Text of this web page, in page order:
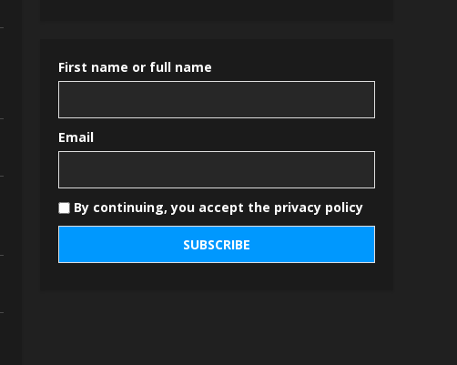
First name or full name
Email
By continuing, you accept the privacy policy